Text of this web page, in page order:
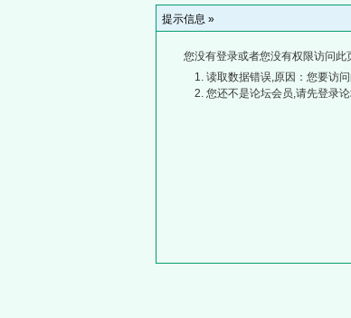
提示信息 »
您没有登录或者您没有权限访问
读取数据错误,原因：您要访
您还不是论坛会员,请先登录